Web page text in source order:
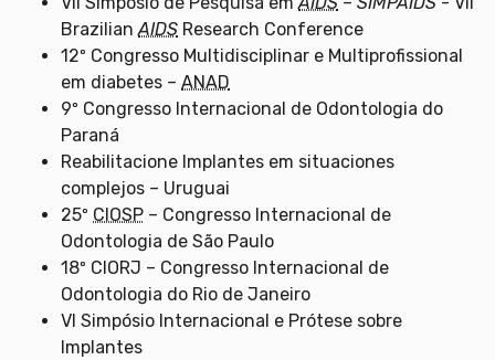
BrazilianAIDS Research Conference
12º Congresso Multidisciplinar e Multiprofissional
em diabetes – ANAD
9º Congresso Internacional de Odontologia do
Paraná
Reabilitacione Implantes em situaciones
complejos – Uruguai
25º CIOSP – Congresso Internacional de
Odontologia de São Paulo
18º CIORJ – Congresso Internacional de
Odontologia do Rio de Janeiro
VI Simpósio Internacional e Prótese sobre
Implantes